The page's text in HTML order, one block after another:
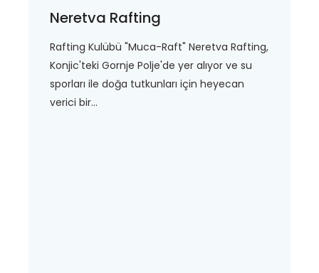
Neretva Rafting
Rafting Kulübü "Muca-Raft" Neretva Rafting,
Konjic'teki Gornje Polje'de yer alıyor ve su
sporları ile doğa tutkunları için heyecan
verici bir...